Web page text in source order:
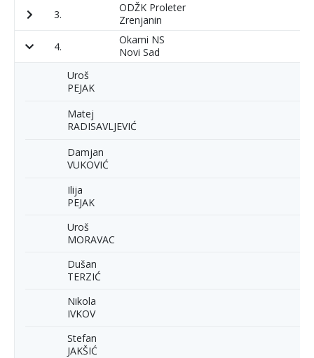
3.
ODŽK Proleter
Zrenjanin
4.
Okami NS
Novi Sad
Uroš
PEJAK
Matej
RADISAVLJEVIĆ
Damjan
VUKOVIĆ
Ilija
PEJAK
Uroš
MORAVAC
Dušan
TERZIĆ
Nikola
IVKOV
Stefan
JAKŠIĆ